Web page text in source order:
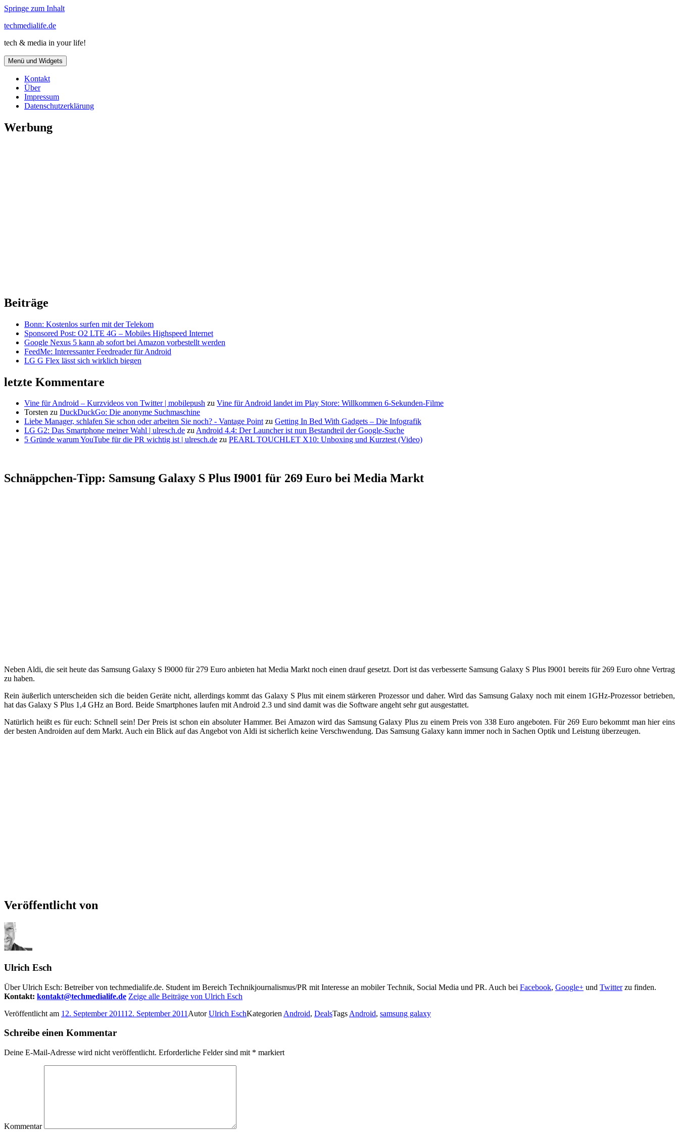
Springe zum Inhalt
techmedialife.de
tech & media in your life!
Menü und Widgets
Kontakt
Über
Impressum
Datenschutzerklärung
Werbung
Beiträge
Bonn: Kostenlos surfen mit der Telekom
Sponsored Post: O2 LTE 4G – Mobiles Highspeed Internet
Google Nexus 5 kann ab sofort bei Amazon vorbestellt werden
FeedMe: Interessanter Feedreader für Android
LG G Flex lässt sich wirklich biegen
letzte Kommentare
Vine für Android – Kurzvideos von Twitter | mobilepush zu Vine für Android landet im Play Store: Willkommen 6-Sekunden-Filme
Torsten zu DuckDuckGo: Die anonyme Suchmaschine
Liebe Manager, schlafen Sie schon oder arbeiten Sie noch? - Vantage Pointzu Getting In Bed With Gadgets – Die Infografik
LG G2: Das Smartphone meiner Wahl | ulresch.de zuAndroid 4.4: Der Launcher ist nun Bestandteil der Google-Suche
5 Gründe warum YouTube für die PR wichtig ist | ulresch.de zu PEARL TOUCHLET X10: Unboxing und Kurztest (Video)
Schnäppchen-Tipp: Samsung Galaxy S Plus I9001 für 269 Euro bei Media Markt
Neben Aldi, die seit heute das Samsung Galaxy S I9000 für 279 Euro anbieten hat Media Markt noch einen drauf gesetzt. Dort ist das verbesserte Samsung Galaxy S Plus I9001 bereits für 269 Euro ohne Vertrag
zu haben.
Rein äußerlich unterscheiden sich die beiden Geräte nicht, allerdings kommt das Galaxy S Plus mit einem stärkeren Prozessor und daher. Wird das Samsung Galaxy noch mit einem 1GHz-Prozessor betrieben,
hat das Galaxy S Plus 1,4 GHz an Bord. Beide Smartphones laufen mit Android 2.3 und sind damit was die Software angeht sehr gut ausgestattet.
Natürlich heißt es für euch: Schnell sein! Der Preis ist schon ein absoluter Hammer. Bei Amazon wird das Samsung Galaxy Plus zu einem Preis von 338 Euro angeboten. Für 269 Euro bekommt man hier eins
der besten Androiden auf dem Markt. Auch ein Blick auf das Angebot von Aldi ist sicherlich keine Verschwendung. Das Samsung Galaxy kann immer noch in Sachen Optik und Leistung überzeugen.
Veröffentlicht von
Ulrich Esch
Über Ulrich Esch: Betreiber von techmedialife.de. Student im Bereich Technikjournalismus/PR mit Interesse an mobiler Technik, Social Media und PR. Auch bei Facebook, Google+ und Twitterzu finden.
Kontakt: kontakt@techmedialife.de Zeige alle Beiträge von Ulrich Esch
Veröffentlicht am 12. September 201112. September 2011 AutorUlrich EschKategorien Android, DealsTags Android, samsung galaxy
Schreibe einen Kommentar
Deine E-Mail-Adresse wird nicht veröffentlicht. Erforderliche Felder sind mit * markiert
Kommentar